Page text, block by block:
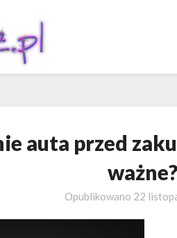
auta przed
ważne?
Opublikowano 22